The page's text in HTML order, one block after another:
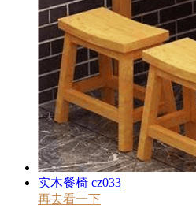
实木餐椅 cz033
再去看一下